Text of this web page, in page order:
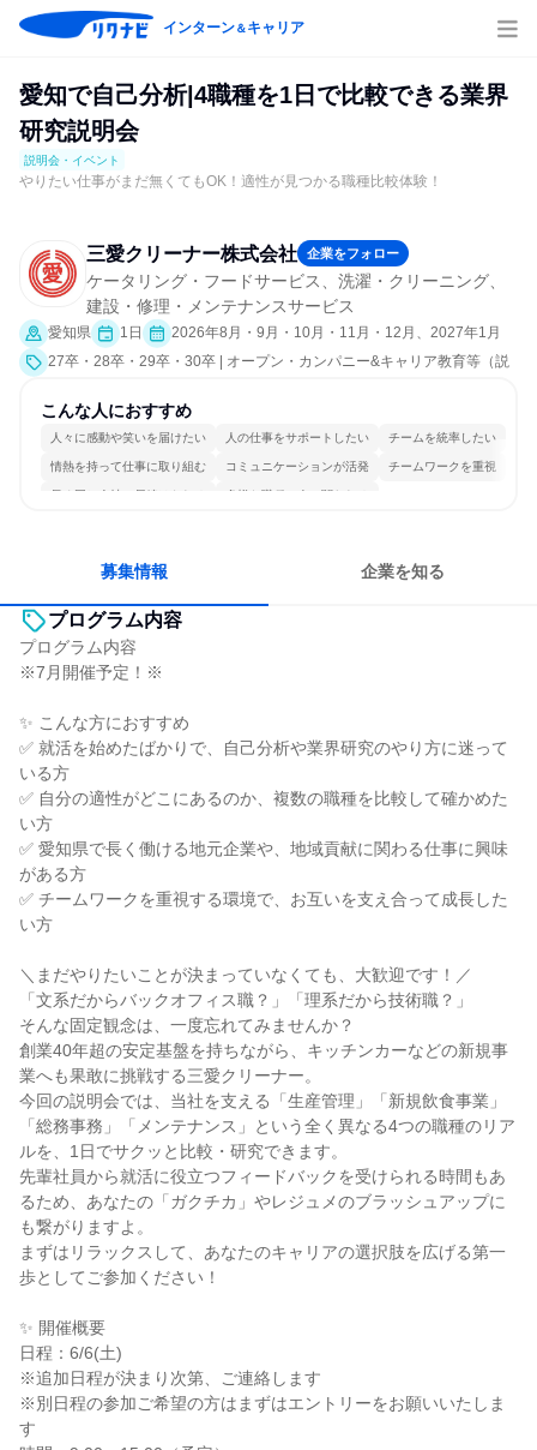
インターン＆キャリア
愛知で自己分析|4職種を1日で比較できる業界
研究説明会
説明会・イベント
やりたい仕事がまだ無くてもOK！適性が見つかる職種比較体験！
三愛クリーナー株式会社 企業をフォロー
ケータリング・フードサービス、洗濯・クリーニング、
建設・修理・メンテナンスサービス
愛知県 1日
2026年8月・9月・10月・11月・12月、2027年1月
27卒・28卒・29卒・30卒 | オープン・カンパニー&キャリア教育等（説
界研究]）
こんな人におすすめ
人々に感動や笑いを届けたい 人の仕事をサポートしたい チームを統率したい
情熱を持って仕事に取り組む コミュニケーションが活発 チームワークを重視
長く同じ会社に居続けられる 多様な職種の人と関われる
募集情報 企業を知る
プログラム内容
プログラム内容
※7月開催予定！※
✨ こんな方におすすめ
✅ 就活を始めたばかりで、自己分析や業界研究のやり方に迷って
いる方
✅ 自分の適性がどこにあるのか、複数の職種を比較して確かめた
い方
✅ 愛知県で長く働ける地元企業や、地域貢献に関わる仕事に興味
がある方
✅ チームワークを重視する環境で、お互いを支え合って成長した
い方
＼まだやりたいことが決まっていなくても、大歓迎です！／
「文系だからバックオフィス職？」「理系だから技術職？」
そんな固定観念は、一度忘れてみませんか？
創業40年超の安定基盤を持ちながら、キッチンカーなどの新規事
業へも果敢に挑戦する三愛クリーナー。
今回の説明会では、当社を支える「生産管理」「新規飲食事業」
「総務事務」「メンテナンス」という全く異なる4つの職種のリア
ルを、1日でサクッと比較・研究できます。
先輩社員から就活に役立つフィードバックを受けられる時間もあ
るため、あなたの「ガクチカ」やレジュメのブラッシュアップに
も繋がりますよ。
まずはリラックスして、あなたのキャリアの選択肢を広げる第一
歩としてご参加ください！
✨ 開催概要
日程：6/6(土)
※追加日程が決まり次第、ご連絡します
※別日程の参加ご希望の方はまずはエントリーをお願いいたしま
す